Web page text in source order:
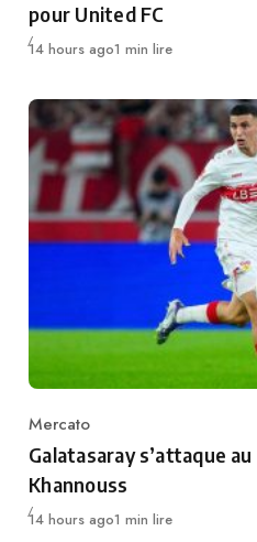
pour United FC
Publié
14 hours ago1 min lire
Category
Mercato
Galatasaray s’attaque
Khannouss
Publié
14 hours ago1 min lire